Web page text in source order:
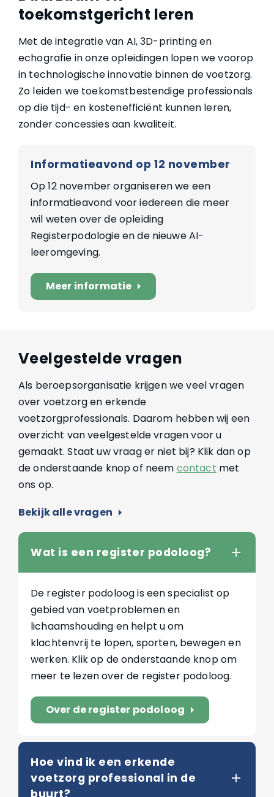
toekomstgericht leren
Met de integratie van AI, 3D-printing en
echografie in onze opleidingen lopen we voorop
in technologische innovatie binnen de voetzorg.
Zo leiden we toekomstbestendige professionals
op die tijd- en kostenefficiënt kunnen leren,
zonder concessies aan kwaliteit.
Informatieavond op 12 november
Op 12 november organiseren we een
informatieavond voor iedereen die meer
wil weten over de opleiding
Registerpodologie en de nieuwe AI-
leeromgeving.
Meer informatie arrow_right
Veelgestelde vragen
Als beroepsorganisatie krijgen we veel vragen
over voetzorg en erkende
voetzorgprofessionals. Daarom hebben wij een
overzicht van veelgestelde vragen voor u
gemaakt. Staat uw vraag er niet bij? Klik dan op
de onderstaande knop of neem contact met
ons op.
Bekijk alle vragen arrow_right
Wat is een register podoloog?
De register podoloog is een specialist op
gebied van voetproblemen en
lichaamshouding en helpt u om
klachtenvrij te lopen, sporten, bewegen en
werken. Klik op de onderstaande knop om
meer te lezen over de register podoloog.
Over de register podoloog arrow_right
Hoe vind ik een erkende
voetzorg professional in de
buurt?